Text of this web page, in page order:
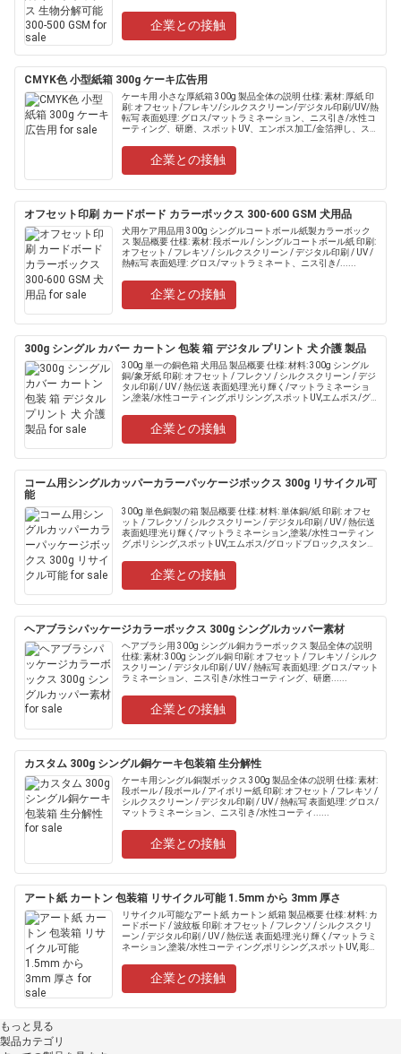
企業との接触
CMYK色 小型紙箱 300g ケーキ広告用
ケーキ用 小さな厚紙箱 300g 製品全体の説明 仕様: 素材: 厚紙 印
刷: オフセット/フレキソ/シルクスクリーン/デジタル印刷/UV/熱
転写 表面処理: グロス/マットラミネーション、ニス引き/水性コ
ーティング、研磨、スポットUV、エンボス加工/金箔押し、スタ
企業との接触
オフセット印刷 カードボード カラーボックス 300-600 GSM 犬用品
犬用ケア用品用 300g シングルコートボール紙製カラーボック
ス 製品概要 仕様: 素材: 段ボール / シングルコートボール紙 印刷:
オフセット / フレキソ / シルクスクリーン / デジタル印刷 / UV /
熱転写 表面処理: グロス/マットラミネート、ニス引き/......
企業との接触
300g シングル カバー カートン 包装 箱 デジタル プリント 犬 介護 製品
300g 単一の銅色箱 犬用品 製品概要 仕様: 材料: 300g シングル
銅/象牙紙 印刷: オフセット / フレクソ / シルクスクリーン / デジ
タル印刷 / UV / 熱伝送 表面処理:光り輝く/マットラミネーショ
ン,塗装/水性コーティング,ポリシング,スポットUV,エムボス/グ
企業との接触
コーム用シングルカッパーカラーパッケージボックス 300g リサイクル可
能
300g 単色銅製の箱 製品概要 仕様: 材料: 単体銅/紙 印刷: オフセ
ット / フレクソ / シルクスクリーン / デジタル印刷 / UV / 熱伝送
表面処理:光り輝く/マットラミネーション,塗装/水性コーティン
グ,ポリシング,スポットUV,エムボス/グロッドブロック,スタンプ
企業との接触
ヘアブラシパッケージカラーボックス 300g シングルカッパー素材
ヘアブラシ用 300g シングル銅カラーボックス 製品全体の説明
仕様: 素材: 300g シングル銅 印刷: オフセット / フレキソ / シルク
スクリーン / デジタル印刷 / UV / 熱転写 表面処理: グロス/マット
ラミネーション、ニス引き/水性コーティング、研磨......
企業との接触
カスタム 300g シングル銅ケーキ包装箱 生分解性
ケーキ用シングル銅製ボックス 300g 製品全体の説明 仕様: 素材:
段ボール / 段ボール / アイボリー紙 印刷: オフセット / フレキソ /
シルクスクリーン / デジタル印刷 / UV / 熱転写 表面処理: グロス/
マットラミネーション、ニス引き/水性コーティ......
企業との接触
アート紙 カートン 包装箱 リサイクル可能 1.5mm から 3mm 厚さ
リサイクル可能なアート紙 カートン 紙箱 製品概要 仕様: 材料: カ
ードボード / 波紋板 印刷: オフセット / フレクソ / シルクスクリ
ーン / デジタル印刷 / UV / 熱伝送 表面処理:光り輝く/マットラミ
ネーション,塗装/水性コーティング,ポリシング,スポットUV, 彫
企業との接触
もっと見る
製品カテゴリ